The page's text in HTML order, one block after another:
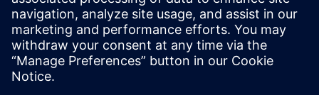
(Frankrike, BeLux og Maghreb)
Registrer deg her